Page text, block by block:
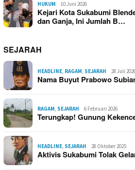
HUKUM 10 Juni 2026
Kejari Kota Sukabumi
dan Ganja, Ini Jumlah B…
SEJARAH
HEADLINE, RAGAM, SEJARAH 28 Juli
Nama Buyut Prabowo
RAGAM, SEJARAH 6 Februari 2026
Terungkap! Gunung
HEADLINE, SEJARAH 28 Oktober 2025
Aktivis Sukabumi Tolak